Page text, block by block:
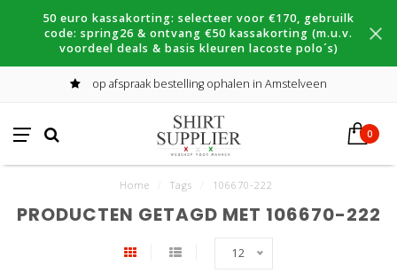
50 euro kassakorting: selecteer voor €170, gebruilk
code: spring26 & ontvang €50 kassakorting (m.u.v.
voordeel deals & basis kleuren lacoste polo´s)
op afspraak bestelling ophalen in Amstelveen
0
Home Tags 106670-222
PRODUCTEN GETAGD MET 106670-222
12